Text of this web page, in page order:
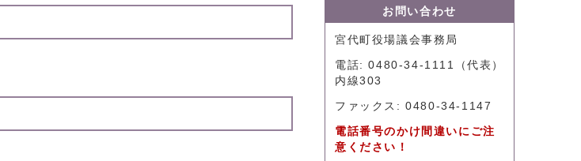
お問い合わせ
宮代町役場議会事務局
電話: 0480-34-1111（代表）
内線303
ファックス: 0480-34-1147
電話番号のかけ間違いにご注
意ください！